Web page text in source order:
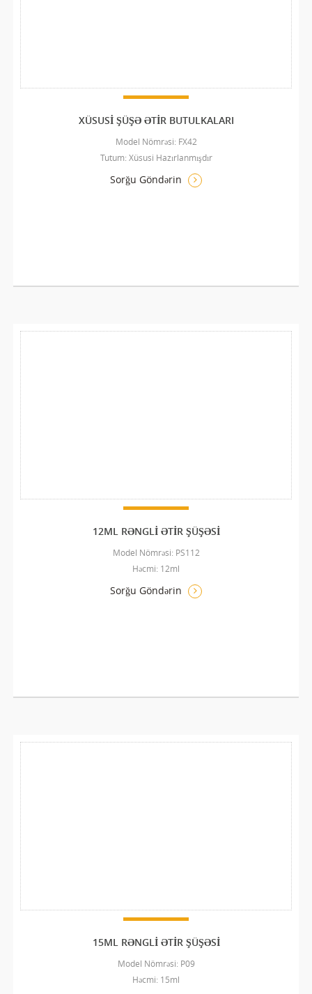
XÜSUSI ŞÜŞƏ ƏTIR BUTULKALARI
Model Nömrəsi: FX42
Tutum: Xüsusi Hazırlanmışdır
Sorğu Göndərin
12ML RƏNGLI ƏTIR ŞÜŞƏSI
Model Nömrəsi: PS112
Həcmi: 12ml
Sorğu Göndərin
15ML RƏNGLI ƏTIR ŞÜŞƏSI
Model Nömrəsi: P09
Həcmi: 15ml